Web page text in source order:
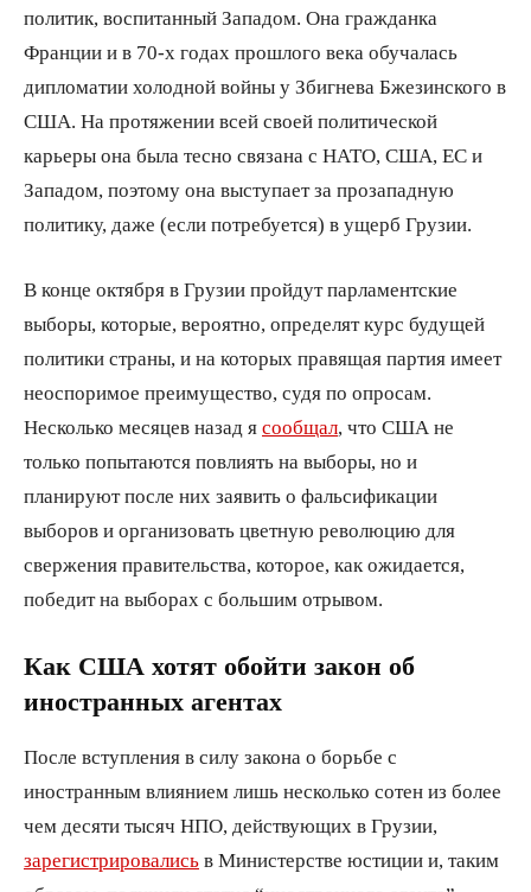
политик, воспитанный Западом. Она гражданка
Франции и в 70-х годах прошлого века обучалась
дипломатии холодной войны у Збигнева Бжезинского в
США. На протяжении всей своей политической
карьеры она была тесно связана с НАТО, США, ЕС и
Западом, поэтому она выступает за прозападную
политику, даже (если потребуется) в ущерб Грузии.
В конце октября в Грузии пройдут парламентские
выборы, которые, вероятно, определят курс будущей
политики страны, и на которых правящая партия имеет
неоспоримое преимущество, судя по опросам.
Несколько месяцев назад я сообщал , что США не
только попытаются повлиять на выборы, но и
планируют после них заявить о фальсификации
выборов и организовать цветную революцию для
свержения правительства, которое, как ожидается,
победит на выборах с большим отрывом.
Как США хотят обойти закон об
иностранных агентах
После вступления в силу закона о борьбе с
иностранным влиянием лишь несколько сотен из более
чем десяти тысяч НПО, действующих в Грузии,
зарегистрировались в Министерстве юстиции и, таким